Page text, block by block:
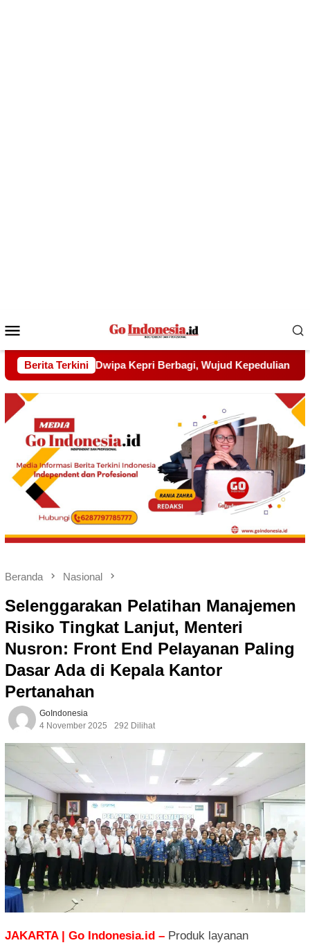
Mobile
Berita Terkini
Kepedulian kepada Pondok Tahfidz Yatim dan Dhuafa
Beranda Nasional
Selenggarakan Pelatihan Manajemen
Risiko Tingkat Lanjut, Menteri
Nusron: Front End Pelayanan Paling
Dasar Ada di Kepala Kantor
Pertanahan
GoIndonesia
4 November 2025
292 Dilihat
JAKARTA | Go Indonesia.id – Produk layanan